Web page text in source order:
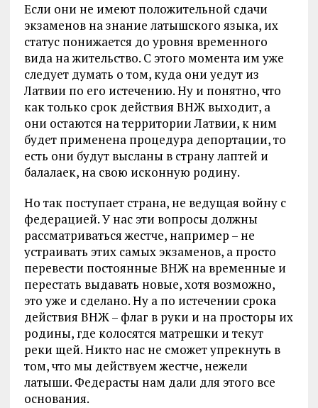
Если они не имеют положительной сдачи
экзаменов на знание латышского языка, их
статус понижается до уровня временного
вида на жительство. С этого момента им уже
следует думать о том, куда они уедут из
Латвии по его истечению. Ну и понятно, что
как только срок действия ВНЖ выходит, а
они остаются на территории Латвии, к ним
будет применена процедура депортации, то
есть они будут высланы в страну лаптей и
балалаек, на свою исконную родину.
Но так поступает страна, не ведущая войну с
федерацией. У нас эти вопросы должны
рассматриваться жестче, например – не
устраивать этих самых экзаменов, а просто
перевести постоянные ВНЖ на временные и
перестать выдавать новые, хотя возможно,
это уже и сделано. Ну а по истечении срока
действия ВНЖ – флаг в руки и на просторы их
родины, где колосятся матрешки и текут
реки щей. Никто нас не сможет упрекнуть в
том, что мы действуем жестче, нежели
латыши. Федерасты нам дали для этого все
основания.